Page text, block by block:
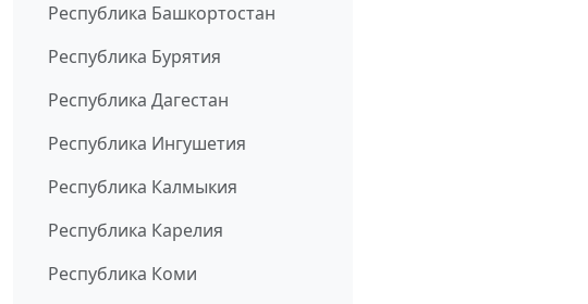
Республика Башкортостан
Республика Бурятия
Республика Дагестан
Республика Ингушетия
Республика Калмыкия
Республика Карелия
Республика Коми